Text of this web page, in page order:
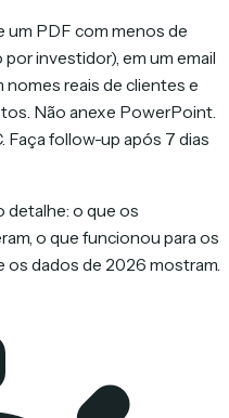
um PDF com menos de
investidor), em um email
reais de clientes e
Não anexe PowerPoint.
Faça follow-up após 7 dias
detalhe: o que os
o que funcionou para os
os dados de 2026 mostram.